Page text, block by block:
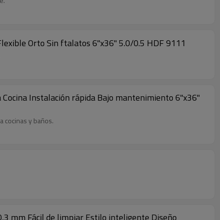
Orto Sin ftalatos 6''x36'' 5.0/0.5 HDF 9111
Instalación rápida Bajo mantenimiento 6''x36''
cocinas y baños.
mm Fácil de limpiar Estilo inteligente Diseño